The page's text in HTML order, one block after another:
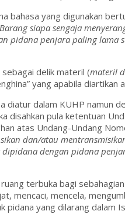
bahasa yang digunakan
siapa sengaja
pidana penjara paling
delik materil (materil
yang apabila
dalam KUHP namun
pula ketentuan
atas Undang-Undang
dan/atau
dengan pidana
terbuka bagi
mencaci, mencela,
pidana yang dilarang dalam